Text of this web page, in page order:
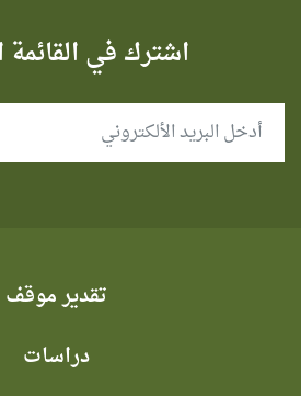
اشترك في القائمة
تقدير موقف
دراسات